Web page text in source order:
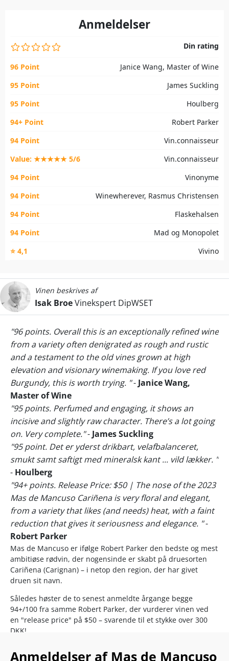
Anmeldelser
Din rating
96 Point
Janice Wang, Master of Wine
95 Point
James Suckling
95 Point
Houlberg
94+ Point
Robert Parker
94 Point
Vin.connaisseur
Value: ★★★★★ 5/6
Vin.connaisseur
94 Point
Vinonyme
94 Point
Winewherever, Rasmus Christensen
94 Point
Flaskehalsen
94 Point
Mad og Monopolet
⭐ 4,1
Vivino
Vinen beskrives af
Isak BroeVinekspert DipWSET
"96 points. Overall this is an exceptionally refined wine
from a variety often denigrated as rough and rustic
and a testament to the old vines grown at high
elevation and visionary winemaking. If you love red
Burgundy, this is worth trying. "- Janice Wang,
Master of Wine
"95 points. Perfumed and engaging, it shows an
incisive and slightly raw character. There’s a lot going
on. Very complete."- James Suckling
"95 point. Det er yderst drikbart, velafbalanceret,
smukt samt saftigt med mineralsk kant ... vild lækker. "
- Houlberg
"94+ points. Release Price: $50 | The nose of the 2023
Mas de Mancuso Cariñena is very floral and elegant,
from a variety that likes (and needs) heat, with a faint
reduction that gives it seriousness and elegance. "-
Robert Parker
Mas de Mancuso er ifølge Robert Parker den bedste og mest
ambitiøse rødvin, der nogensinde er skabt på druesorten
Cariñena (Carignan) – i netop den region, der har givet
druen sit navn.
Således høster de to senest anmeldte årgange begge
94+/100 fra samme Robert Parker, der vurderer vinen ved
en "release price" på $50 – svarende til et stykke over 300
DKK!
Anmeldelser af Mas de Mancuso